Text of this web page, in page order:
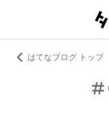
はてなブログ トップ